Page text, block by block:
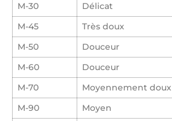
M-30
Délicat
M-45
Très doux
M-50
Douceur
M-60
Douceur
M-70
Moyennement doux
M-90
Moyen